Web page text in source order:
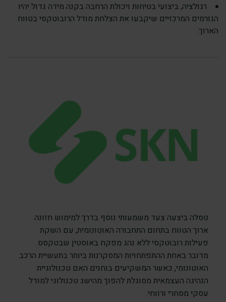
רגולציה, ביצועי בטיחות ויכולת הרחבה בקנה מידה גדול יהיו
הגורמים המרכזיים שיקבעו את הצלחת מודל הרובוטקסי בטווח
הארוך.
טסלה ביצעה צעד משמעותי נוסף בדרך למימוש חזונה
ארוך הטווח בתחום התחבורה האוטונומית, עם השקת
פעילות רובוטקסי ללא נהג מפקח באוסטין שבטקסס.
מדובר באחת ההתפתחויות המסקרנות ביותר בתעשיית הרכב
האוטונומי, כאשר המשקיעים בוחנים האם טכנולוגיית
הנהיגה העצמאית מסוגלת להפוך מהישג טכנולוגי למודל
עסקי מסחרי ורווחי.